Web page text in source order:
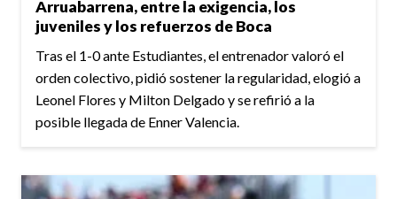
Arruabarrena, entre la exigencia, los
juveniles y los refuerzos de Boca
Tras el 1-0 ante Estudiantes, el entrenador valoró el
orden colectivo, pidió sostener la regularidad, elogió a
Leonel Flores y Milton Delgado y se refirió a la
posible llegada de Enner Valencia.